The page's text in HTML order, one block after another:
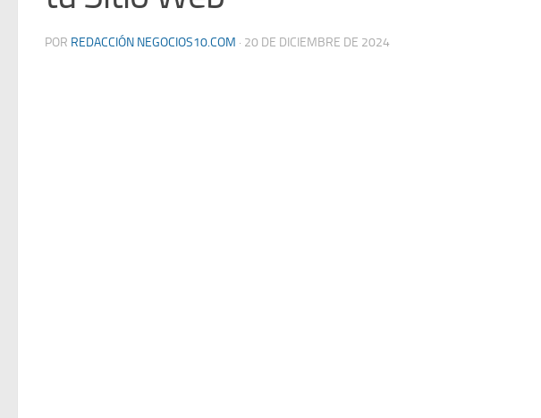
POR REDACCIÓN NEGOCIOS10.COM · 20 DE DICIEMBRE DE 2024